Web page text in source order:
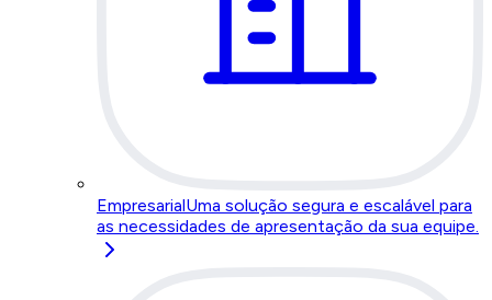
EmpresarialUma solução segura e escalável para
as necessidades de apresentação da sua equipe.